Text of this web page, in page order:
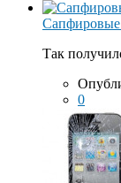
Сапфировые
Так
0